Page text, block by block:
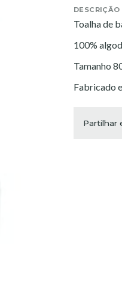
DESCRIÇÃO
Toalha de
100%
Tamanho
Fabricado
Partilhar